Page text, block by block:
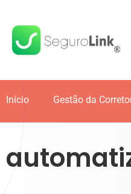
Início Gestão da